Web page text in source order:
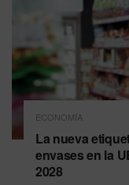
ECONOMÍA
La nueva
envases en la
2028